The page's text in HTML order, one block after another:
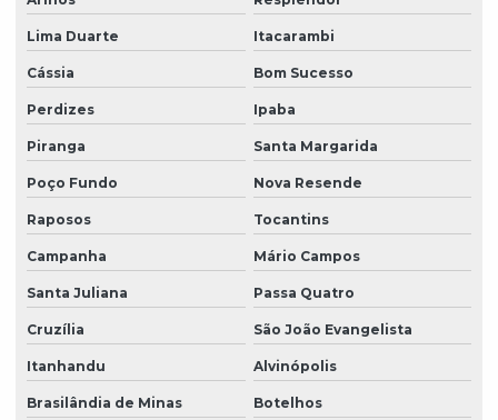
Lima Duarte Itacarambi
Cássia Bom Sucesso
Perdizes Ipaba
Piranga Santa Margarida
Poço Fundo Nova Resende
Raposos Tocantins
Campanha Mário Campos
Santa Juliana Passa Quatro
Cruzília São João Evangelista
Itanhandu Alvinópolis
Brasilândia de Minas Botelhos